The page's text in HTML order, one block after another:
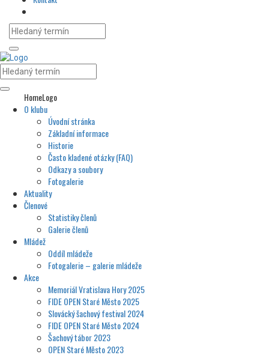
HomeLogo
O klubu
Úvodní stránka
Základní informace
Historie
Často kladené otázky (FAQ)
Odkazy a soubory
Fotogalerie
Aktuality
Členové
Statistiky členů
Galerie členů
Mládež
Oddíl mládeže
Fotogalerie – galerie mládeže
Akce
Memoriál Vratislava Hory 2025
FIDE OPEN Staré Město 2025
Slovácký šachový festival 2024
FIDE OPEN Staré Město 2024
Šachový tábor 2023
OPEN Staré Město 2023